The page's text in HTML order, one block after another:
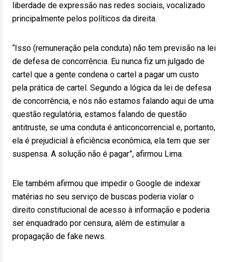
liberdade de expressão nas redes sociais, vocalizado
principalmente pelos políticos da direita.
“Isso (remuneração pela conduta) não tem previsão na lei
de defesa de concorrência. Eu nunca fiz um julgado de
cartel que a gente condena o cartel a pagar um custo
pela prática de cartel. Segundo a lógica da lei de defesa
de concorrência, e nós não estamos falando aqui de uma
questão regulatória, estamos falando de questão
antitruste, se uma conduta é anticoncorrencial e, portanto,
ela é prejudicial à eficiência econômica, ela tem que ser
suspensa. A solução não é pagar”, afirmou Lima.
Ele também afirmou que impedir o Google de indexar
matérias no seu serviço de buscas poderia violar o
direito constitucional de acesso à informação e poderia
ser enquadrado por censura, além de estimular a
propagação de fake news.